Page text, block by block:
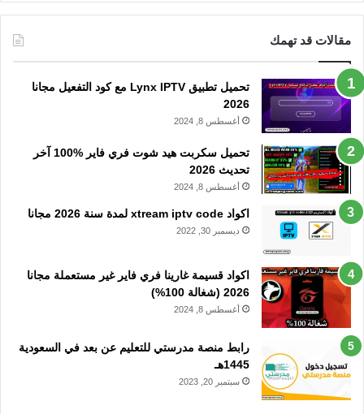
مقالات قد تهمك
تحميل تطبيق Lynx IPTV مع كود التفعيل مجانا
2026
أغسطس 8, 2024
تحميل سكربت هيد شوت فري فاير %100 آخر
تحديث 2026
أغسطس 8, 2024
اكواد xtream iptv code لمدة سنة 2026 مجانا
ديسمبر 30, 2022
اكواد قسيمة غارينا فري فاير غير مستعملة مجانا
2026 (شغالة 100%)
أغسطس 8, 2024
رابط منصة مدرستي للتعليم عن بعد في السعودية
1445هـ
سبتمبر 20, 2023